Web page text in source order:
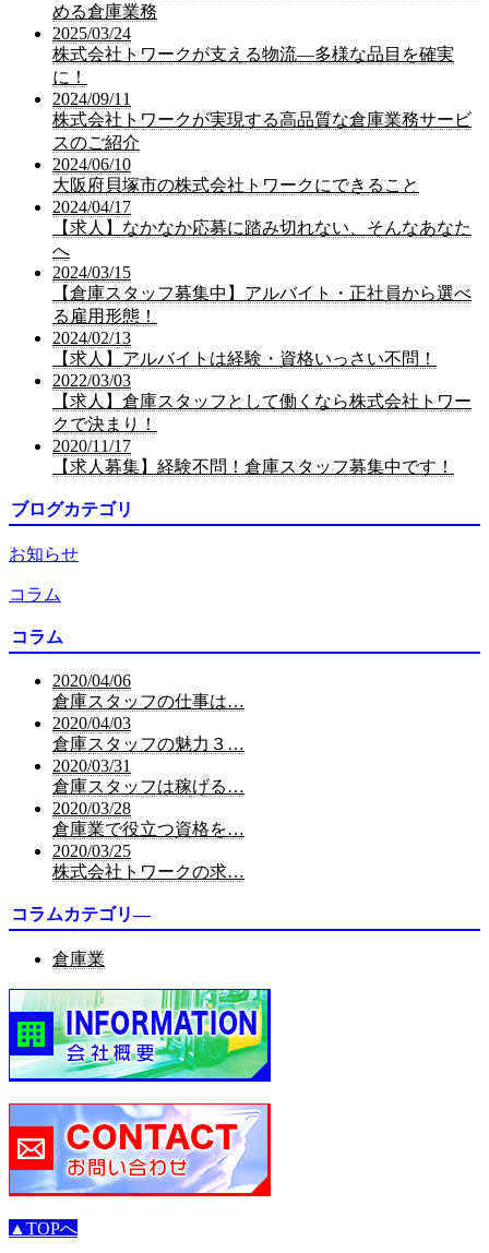
める倉庫業務
2025/03/24
株式会社トワークが支える物流—多様な品目を確実
に！
2024/09/11
株式会社トワークが実現する高品質な倉庫業務サービ
スのご紹介
2024/06/10
大阪府貝塚市の株式会社トワークにできること
2024/04/17
【求人】なかなか応募に踏み切れない、そんなあなた
へ
2024/03/15
【倉庫スタッフ募集中】アルバイト・正社員から選べ
る雇用形態！
2024/02/13
【求人】アルバイトは経験・資格いっさい不問！
2022/03/03
【求人】倉庫スタッフとして働くなら株式会社トワー
クで決まり！
2020/11/17
【求人募集】経験不問！倉庫スタッフ募集中です！
ブログカテゴリ
お知らせ
コラム
コラム
2020/04/06
倉庫スタッフの仕事は…
2020/04/03
倉庫スタッフの魅力３…
2020/03/31
倉庫スタッフは稼げる…
2020/03/28
倉庫業で役立つ資格を…
2020/03/25
株式会社トワークの求…
コラムカテゴリ―
倉庫業
▲TOPへ